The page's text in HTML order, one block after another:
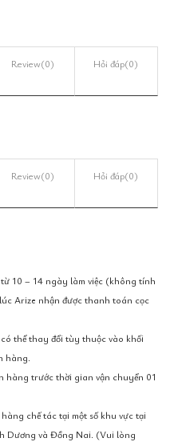
Review(0) Hỏi đáp(0)
Review(0) Hỏi đáp(0)
10 – 14 ngày làm việc (không tính
Arize nhận được thanh toán cọc
thể thay đổi tùy thuộc vào khối
hàng.
hàng trước thời gian vận chuyển 01
chế tác tại một số khu vực tại
Dương và Đồng Nai. (Vui lòng